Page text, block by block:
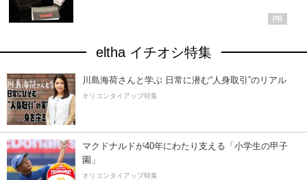
eltha イチオシ特集
川島海荷さんと学ぶ 日常に潜む“人身取引”のリアル
オリコンタイアップ特集
マクドナルドが40年にわたり支える「小学生の甲子
園」
オリコンタイアップ特集